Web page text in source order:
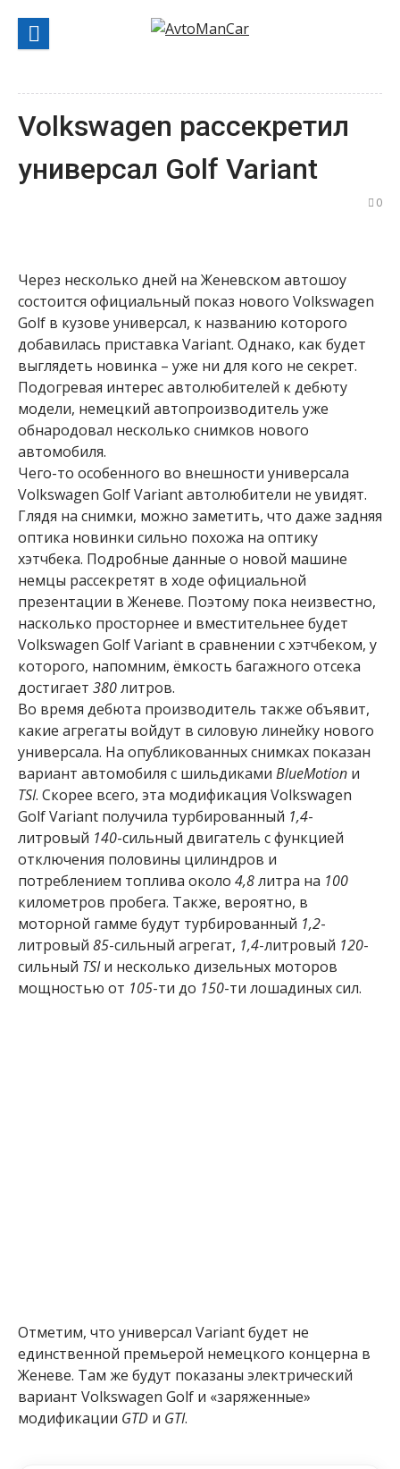
содержанию
Volkswagen рассекретил
универсал Golf Variant
0
Через несколько дней на Женевском автошоу
состоится официальный показ нового Volkswagen
Golf в кузове универсал, к названию которого
добавилась приставка Variant. Однако, как будет
выглядеть новинка – уже ни для кого не секрет.
Подогревая интерес автолюбителей к дебюту
модели, немецкий автопроизводитель уже
обнародовал несколько снимков нового
автомобиля.
Чего-то особенного во внешности универсала
Volkswagen Golf Variant автолюбители не увидят.
Глядя на снимки, можно заметить, что даже задняя
оптика новинки сильно похожа на оптику
хэтчбека. Подробные данные о новой машине
немцы рассекретят в ходе официальной
презентации в Женеве. Поэтому пока неизвестно,
насколько просторнее и вместительнее будет
Volkswagen Golf Variant в сравнении с хэтчбеком, у
которого, напомним, ёмкость багажного отсека
достигает 380литров.
Во время дебюта производитель также объявит,
какие агрегаты войдут в силовую линейку нового
универсала. На опубликованных снимках показан
вариант автомобиля с шильдиками BlueMotion и
TSI. Скорее всего, эта модификация Volkswagen
Golf Variant получила турбированный 1,4-
литровый 140-сильный двигатель с функцией
отключения половины цилиндров и
потреблением топлива около 4,8литра на 100
километров пробега. Также, вероятно, в
моторной гамме будут турбированный 1,2-
литровый 85-сильный агрегат, 1,4-литровый 120-
сильный TSIи несколько дизельных моторов
мощностью от 105-ти до 150-ти лошадиных сил.
Отметим, что универсал Variant будет не
единственной премьерой немецкого концерна в
Женеве. Там же будут показаны электрический
вариант Volkswagen Golf и «заряженные»
модификации GTD и GTI.